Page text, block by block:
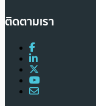
ติดตามเรา